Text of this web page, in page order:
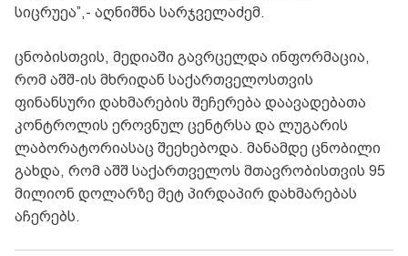
სიცრუეა”,- აღნიშნა სარჯველაძემ.
ცნობისთვის, მედიაში გავრცელდა ინფორმაცია,
რომ აშშ-ის მხრიდან საქართველოსთვის
ფინანსური დახმარების შეჩერება დაავადებათა
კონტროლის ეროვნულ ცენტრსა და ლუგარის
ლაბორატორიასაც შეეხებოდა. მანამდე ცნობილი
გახდა, რომ აშშ საქართველოს მთავრობისთვის 95
მილიონ დოლარზე მეტ პირდაპირ დახმარებას
აჩერებს.